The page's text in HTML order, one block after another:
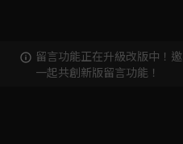
留言功能正在升級改版中！
一起共創新版留言功能！